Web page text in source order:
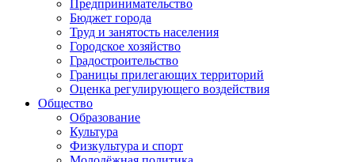
Предпринимательство
Бюджет города
Труд и занятость населения
Городское хозяйство
Градостроительство
Границы прилегающих территорий
Оценка регулирующего воздействия
Общество
Образование
Культура
Физкультура и спорт